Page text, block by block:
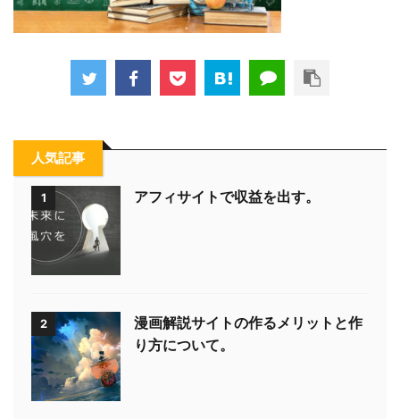
人気記事
1 アフィサイトで収益を出す。
2
漫画解説サイトの作るメリットと作
り方について。